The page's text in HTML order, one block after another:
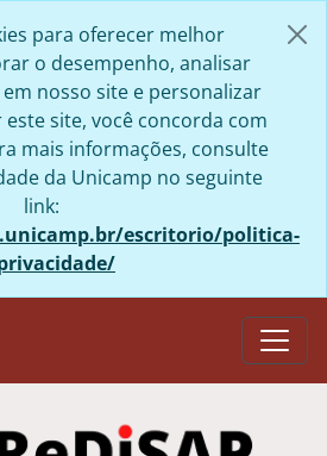
para oferecer melhor
o desempenho, analisar
nosso site e personalizar
site, você concorda com
mais informações, consulte
da Unicamp no seguinte
link:
escritorio/politica-